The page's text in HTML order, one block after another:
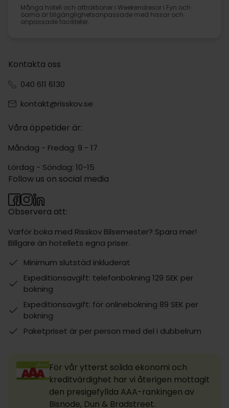
Många hotell och attraktioner i Weekendresor i Fyn och
öarna är tillgänglighetsanpassade med hissar och
anpassade faciliteter.
Kontakta oss
040 611 6130
kontakt@risskov.se
Våra öppetider är:
Måndag - Fredag: 9 - 17
Lördag - Söndag: 10-15
Observera att:
Varför boka med Risskov Bilsemester? Spara mer!
Billgare än hotellets egna priser.
Minimum slutstäd inkluderat
Expeditionsavgift: telefonbokning 129 SEK per
bokning
Expeditionsavgift: för onlinebokning 89 SEK per
bokning
Paketpriset är per person med del i dubbelrum
Follow us on social media
För vår ytterst solida ekonomi och
kreditvärdighet har vi återigen mottagit
den presigefyllda AAA-rankingen av
Bisnode, Dun & Bradstreet.